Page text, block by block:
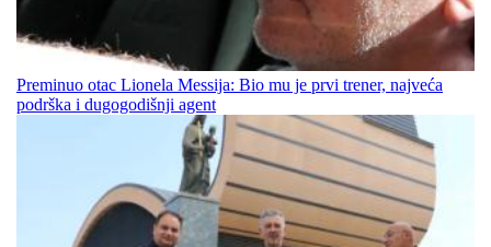
Preminuo otac Lionela Messija: Bio mu je prvi trener, najveća
podrška i dugogodišnji agent